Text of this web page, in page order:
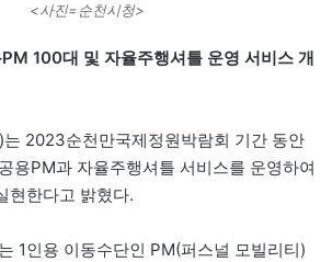
<사진=순천시청>
100대 및 자율주행셔틀 운영 서비스 개
2023순천만국제정원박람회 기간 동안
용PM과 자율주행셔틀 서비스를 운영하여
현한다고 밝혔다.
1인용 이동수단인 PM(퍼스널 모빌리티)